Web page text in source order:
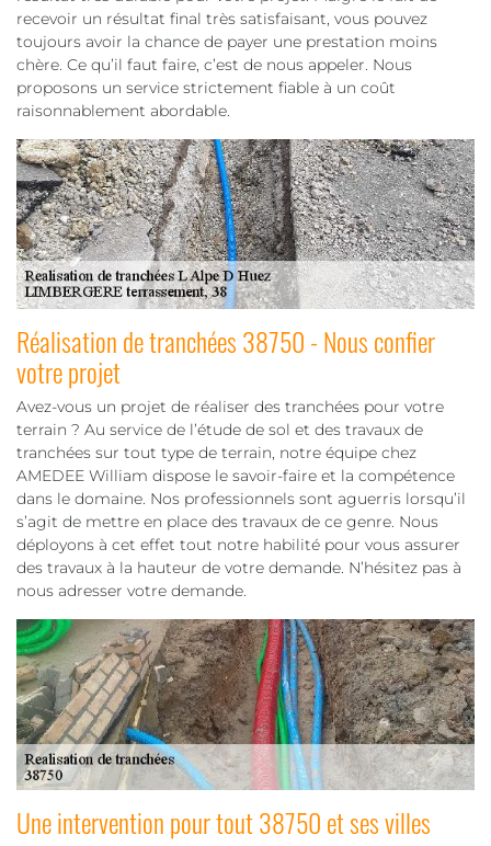
recevoir un résultat final très satisfaisant, vous pouvez
toujours avoir la chance de payer une prestation moins
chère. Ce qu’il faut faire, c’est de nous appeler. Nous
proposons un service strictement fiable à un coût
raisonnablement abordable.
Réalisation de tranchées 38750 - Nous confier
votre projet
Avez-vous un projet de réaliser des tranchées pour votre
terrain ? Au service de l’étude de sol et des travaux de
tranchées sur tout type de terrain, notre équipe chez
AMEDEE William dispose le savoir-faire et la compétence
dans le domaine. Nos professionnels sont aguerris lorsqu’il
s’agit de mettre en place des travaux de ce genre. Nous
déployons à cet effet tout notre habilité pour vous assurer
des travaux à la hauteur de votre demande. N’hésitez pas à
nous adresser votre demande.
Une intervention pour tout 38750 et ses villes